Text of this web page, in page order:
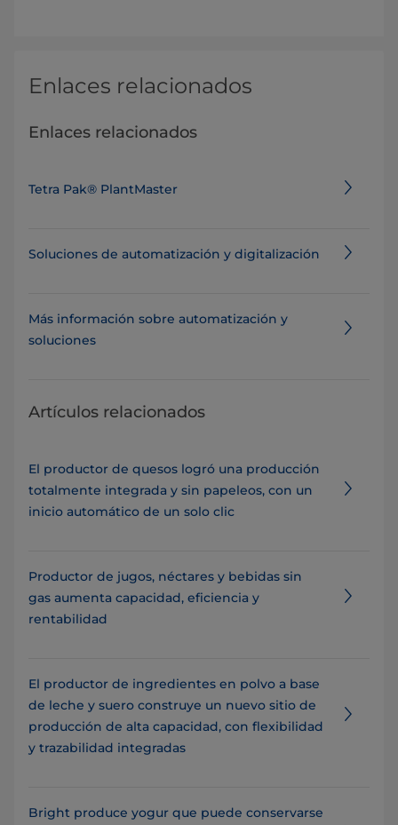
Enlaces relacionados
Enlaces relacionados
Tetra Pak® PlantMaster
Soluciones de automatización y digitalización
Más información sobre automatización y
soluciones
Artículos relacionados
El productor de quesos logró una producción
totalmente integrada y sin papeleos, con un
inicio automático de un solo clic
Productor de jugos, néctares y bebidas sin
gas aumenta capacidad, eficiencia y
rentabilidad
El productor de ingredientes en polvo a base
de leche y suero construye un nuevo sitio de
producción de alta capacidad, con flexibilidad
y trazabilidad integradas
Bright produce yogur que puede conservarse